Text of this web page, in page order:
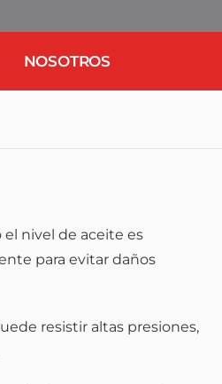
NOSOTROS
nivel de aceite es
para evitar daños
resistir altas presiones,